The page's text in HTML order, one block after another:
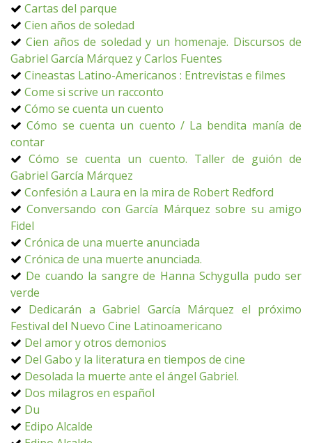
Cartas del parque
Cien años de soledad
Cien años de soledad y un homenaje. Discursos de
Gabriel García Márquez y Carlos Fuentes
Cineastas Latino-Americanos : Entrevistas e filmes
Come si scrive un racconto
Cómo se cuenta un cuento
Cómo se cuenta un cuento / La bendita manía de
contar
Cómo se cuenta un cuento. Taller de guión de
Gabriel García Márquez
Confesión a Laura en la mira de Robert Redford
Conversando con García Márquez sobre su amigo
Fidel
Crónica de una muerte anunciada
Crónica de una muerte anunciada.
De cuando la sangre de Hanna Schygulla pudo ser
verde
Dedicarán a Gabriel García Márquez el próximo
Festival del Nuevo Cine Latinoamericano
Del amor y otros demonios
Del Gabo y la literatura en tiempos de cine
Desolada la muerte ante el ángel Gabriel.
Dos milagros en español
Du
Edipo Alcalde